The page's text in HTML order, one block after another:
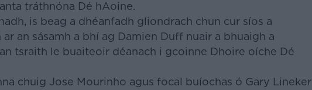
tráthnóna Dé hAoine.
is beag a dhéanfadh gliondrach chun cur síos a
ar an sásamh a bhí ag Damien Duff nuair a bhuaigh a
tsraith le buaiteoir déanach i gcoinne Dhoire oíche Dé
chuig Jose Mourinho agus focal buíochas ó Gary Lineker